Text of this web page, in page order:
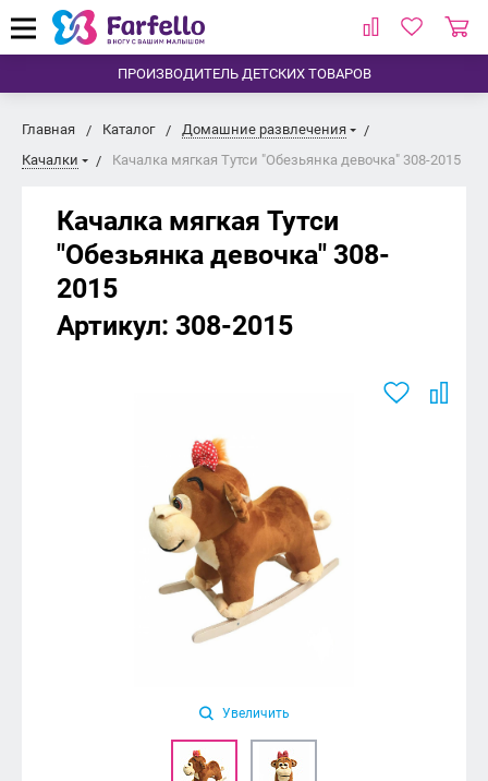
ПРОИЗВОДИТЕЛЬ ДЕТСКИХ ТОВАРОВ
Главная Каталог
Домашние развлечения
Качалки
Качалка мягкая Тутси "Обезьянка девочка" 308-2015
Качалка мягкая Тутси
"Обезьянка девочка" 308-
2015
Артикул: 308-2015
Увеличить